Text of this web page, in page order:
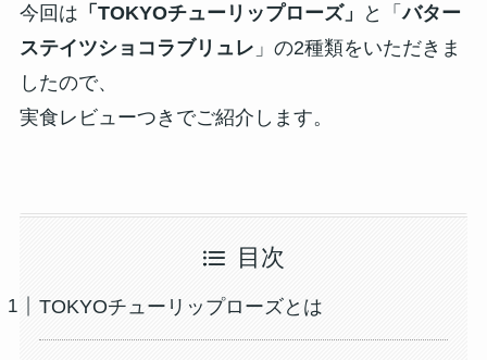
今回は 「TOKYOチューリップローズ」 と「バター
ステイツショコラブリュレ 」の2種類をいただきま
したので、
実食レビューつきでご紹介します。
目次
TOKYOチューリップローズとは